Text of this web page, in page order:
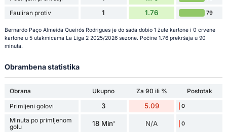
Fauliran protiv 1 1.76 79
Bernardo Paço Almeida Queirós Rodrigues je do sada dobio 1 žute kartone i 0 crvene
kartone u 5 utakmicama La Liga 2 2025/2026 sezone. Počine 1.76 prekršaja u 90
minuta.
Obrambena statistika
Obrana Ukupno Za 90 ili %
Postotak
Primljeni golovi
3 5.09 0
Minuta po primljenom
golu
18 Min' N/A 0